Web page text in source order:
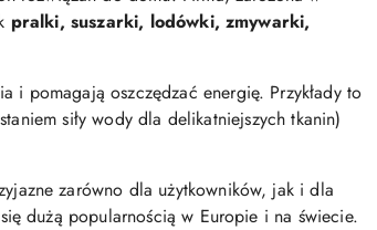
pralki, suszarki, lodówki, zmywarki,
i pomagają oszczędzać energię. Przykłady to
siły wody dla delikatniejszych tkanin)
zarówno dla użytkowników, jak i dla
dużą popularnością w Europie i na świecie.